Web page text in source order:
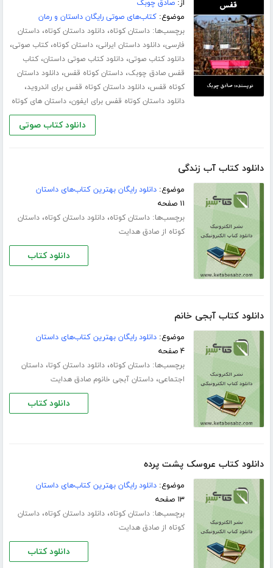
از:صادق چوبک
موضوع:کتاب‌های صوتی رایگان داستان و رمان
برچسب‌ها:داستان کوتاه،دانلود داستان کوتاه،داستان
فارسی،دانلود داستان ایرانی،داستان کوتاه،کتاب صوتی،
دانلود کتاب صوتی،دانلود کتاب صوتی داستان،کتاب
قفس صادق چوبک،داستان کوتاه قفس،دانلود داستان
کوتاه قفس،دانلود داستان کوتاه قفس برای اندروید،
دانلود داستان کوتاه قفس برای ایفون،داستان های کوتاه
دانلود کتاب صوتی
دانلود کتاب آب زندگی
موضوع:دانلود رایگان بهترین کتاب‌های داستان
۱۱ صفحه
برچسب‌ها:داستان کوتاه،دانلود داستان کوتاه،داستان
کوتاه از صادق هدایت
دانلود کتاب
دانلود کتاب آبجی خانم
موضوع:دانلود رایگان بهترین کتاب‌های داستان
۴ صفحه
برچسب‌ها:داستان کوتاه،دانلود داستان کوتا،داستان
اجتماعی،داستان آبجی خانوم صادق هدایت
دانلود کتاب
دانلود کتاب عروسک پشت پرده
موضوع:دانلود رایگان بهترین کتاب‌های داستان
۱۳ صفحه
برچسب‌ها:داستان کوتاه،دانلود داستان کوتاه،داستان
کوتاه از صادق هدایت
دانلود کتاب